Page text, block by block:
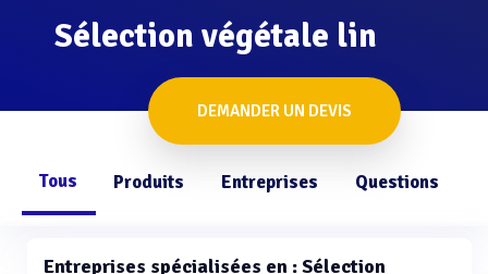
Sélection végétale lin
DEMANDER UN DEVIS
Tous Produits Entreprises Questions
Entreprises spécialisées en : Sélection